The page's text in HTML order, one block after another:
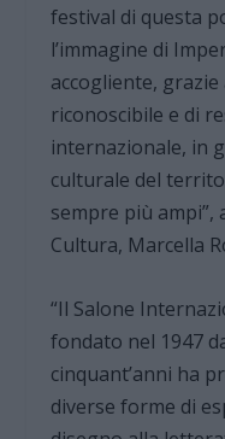
festival di questa
l’immagine di
accogliente,
riconoscibile e di
internazionale, in
culturale del
sempre più ampi”,
Cultura, Marcella
“Il Salone
fondato nel 1947
cinquant’anni ha
diverse forme di